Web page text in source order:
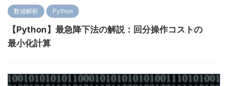
数値解析 Python
【Python】最急降下法の解説：回分操作コストの
最小化計算